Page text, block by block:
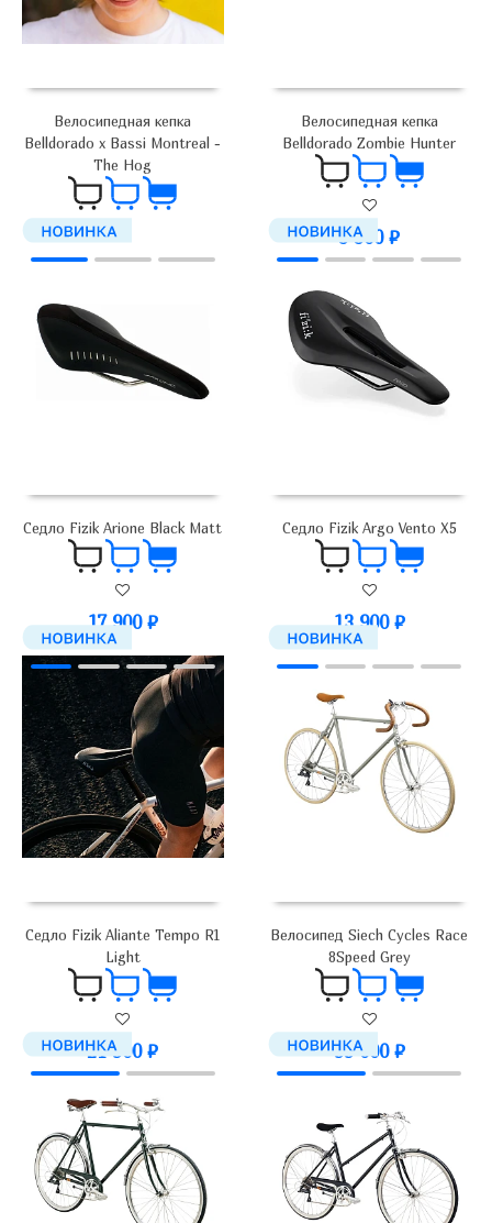
Велосипедная кепка
Belldorado x Bassi Montreal -
The Hog
3 300₽
Велосипедная кепка
Belldorado Zombie Hunter
3 300₽
Седло Fizik Arione Black Matt
17 900 ₽
Седло Fizik Argo Vento X5
13 900 ₽
Седло Fizik Aliante Tempo R1
Light
21 900₽
Велосипед Siech Cycles Race
8Speed Grey
99 000 ₽